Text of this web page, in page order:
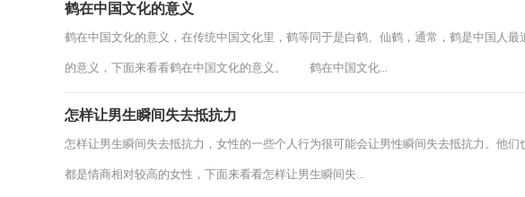
鹤在中国文化的意义
鹤在中国文化的意义，在传统中国文化里，鹤等同于是白鹤、仙鹤，通常，鹤是中国人
的意义，下面来看看鹤在中国文化的意义。 鹤在中国文化...
怎样让男生瞬间失去抵抗力
怎样让男生瞬间失去抵抗力，女性的一些个人行为很可能会让男性瞬间失去抵抗力。他
都是情商相对较高的女性，下面来看看怎样让男生瞬间失...